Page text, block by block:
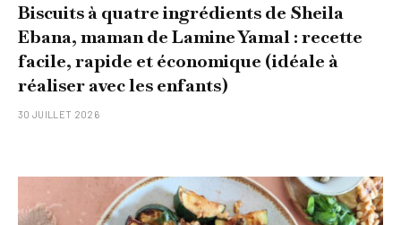
Biscuits à quatre ingrédients de Sheila
Ebana, maman de Lamine Yamal : recette
facile, rapide et économique (idéale à
réaliser avec les enfants)
30 JUILLET 2026